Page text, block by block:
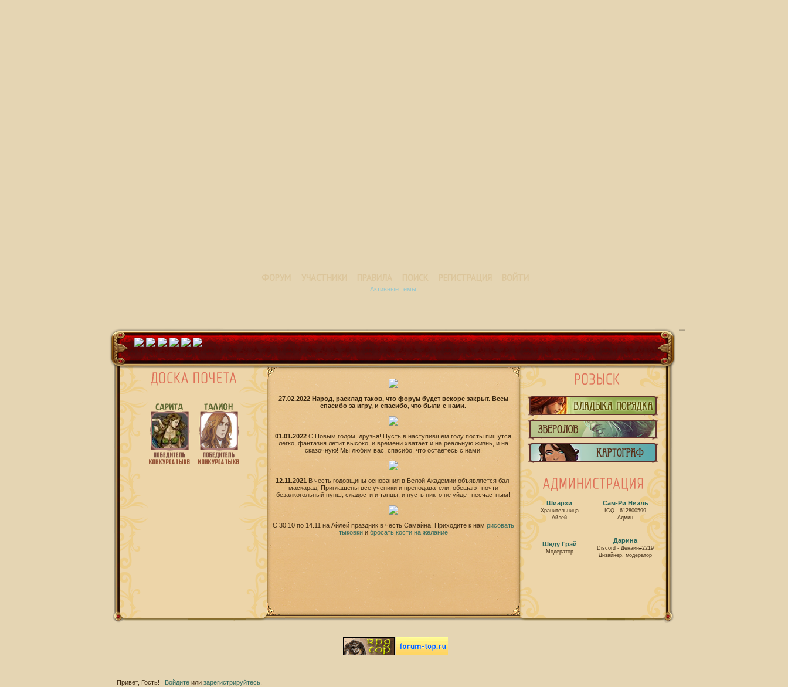
Активные темы
27.02.2022 Народ, расклад таков, что форум будет вскоре закрыт. Всем
спасибо за игру, и спасибо, что были с нами.
01.01.2022 С Новым годом, друзья! Пусть в наступившем году посты пишутся
легко, фантазия летит высоко, и времени хватает и на реальную жизнь, и на
сказочную! Мы любим вас, спасибо, что остаётесь с нами!
12.11.2021
В честь годовщины основания в Белой Академии объявляется бал-
маскарад! Приглашены все ученики и преподаватели, обещают почти
безалкогольный пунш, сладости и танцы, и пусть никто не уйдет несчастным!
С 30.10 по 14.11 на Айлей праздник в честь Самайна! Приходите к нам рисовать
тыковкии бросать кости на желание
Шиархи
Хранительница
Айлей
Сам-Ри Ниэль
ICQ - 612800599
Админ
Шеду Грэй
Модератор
Дарина
Discord - Денаин#2219
Дизайнер, модератор
Привет, Гость! Войдитеили зарегистрируйтесь.